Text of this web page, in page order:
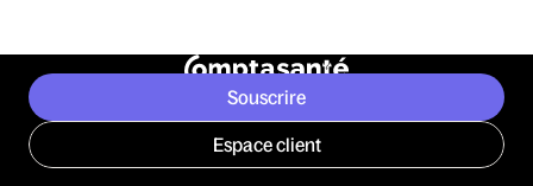
Souscrire
Espace client